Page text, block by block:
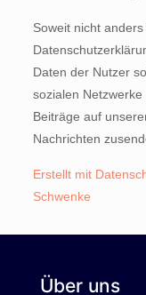
Soweit nicht
Daten der Nutzer
sozialen
Beiträge auf
Nachrichten
Erstellt mit
Schwenke
Über uns